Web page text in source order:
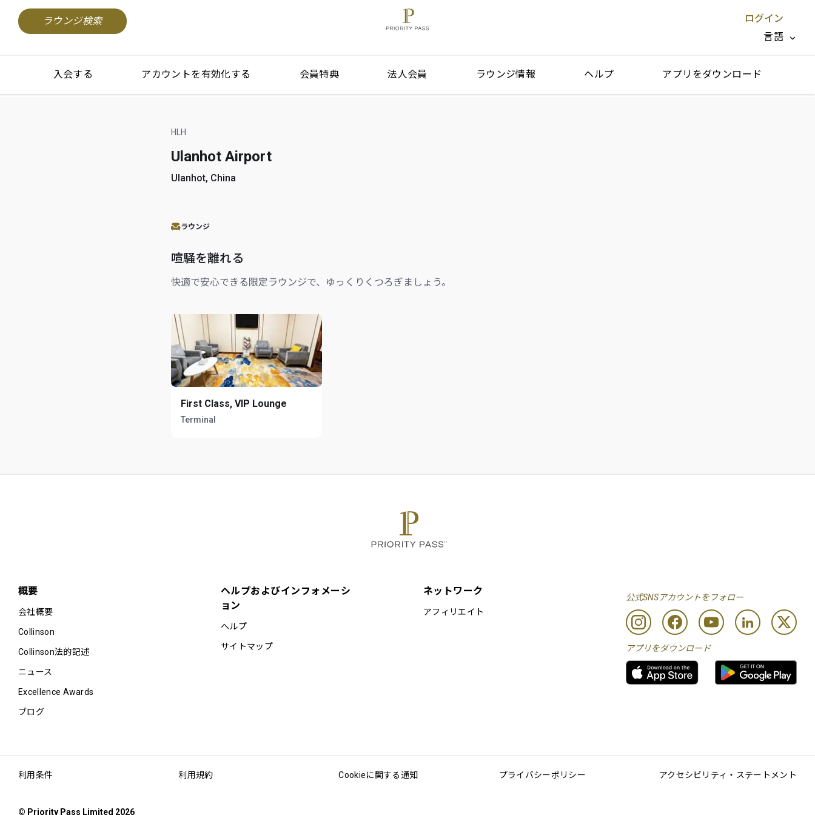
ラウンジ検索
ログイン
言語
閉じる X
入会する アカウントを有効化する 会員特典 法人会員 ラウンジ情報 ヘルプ アプリをダウンロード
HLH
Ulanhot Airport
Ulanhot, China
ラウンジ
喧騒を離れる
快適で安心できる限定ラウンジで、ゆっくりくつろぎましょう。
First Class, VIP Lounge
Terminal
概要
会社概要
Collinson
Collinson法的記述
ニュース
Excellence Awards
ブログ
ヘルプおよびインフォメーシ
ョン
ヘルプ
サイトマップ
ネットワーク
アフィリエイト
公式SNSアカウントをフォロー
アプリをダウンロード
利用条件 利用規約 Cookieに関する通知 プライバシーポリシー アクセシビリティ・ステートメント
© Priority Pass Limited 2026